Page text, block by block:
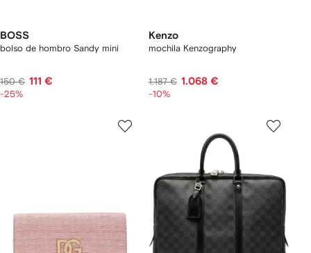
BOSS
bolso de hombro Sandy mini
150 € 111 €
-25%
Kenzo
mochila Kenzography
1.187 € 1.068 €
-10%